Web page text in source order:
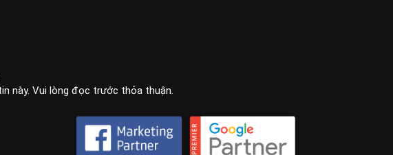
này. Vui lòng đọc trước thỏa thuận.